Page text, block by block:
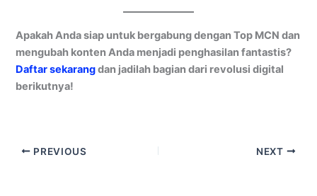
Apakah Anda siap untuk bergabung dengan Top MCN dan
mengubah konten Anda menjadi penghasilan fantastis?
Daftar sekarangdan jadilah bagian dari revolusi digital
berikutnya!
PREVIOUS NEXT